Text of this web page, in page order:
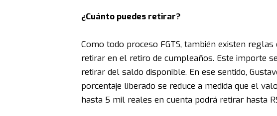
¿Cuánto puedes retirar?
Como todo proceso FGTS, también existen
retirar en el retiro de cumpleaños. Este importe
retirar del saldo disponible. En ese sentido,
porcentaje liberado se reduce a medida que el
hasta 5 mil reales en cuenta podrá retirar hasta